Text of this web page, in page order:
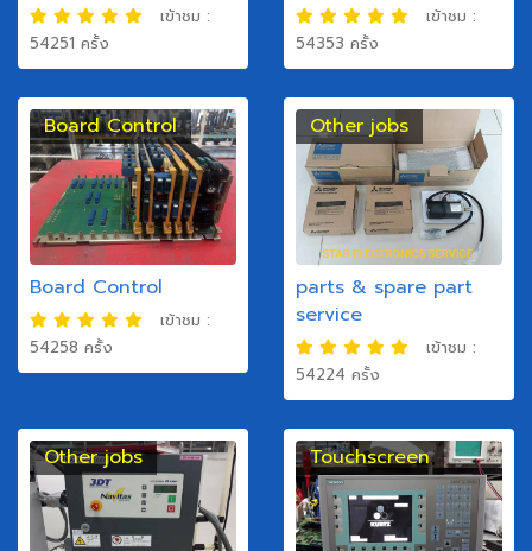
เข้าชม :
54251 ครั้ง
เข้าชม :
54353 ครั้ง
Board Control
Board Control
เข้าชม :
54258 ครั้ง
Other jobs
parts & spare part
service
เข้าชม :
54224 ครั้ง
Other jobs Touchscreen